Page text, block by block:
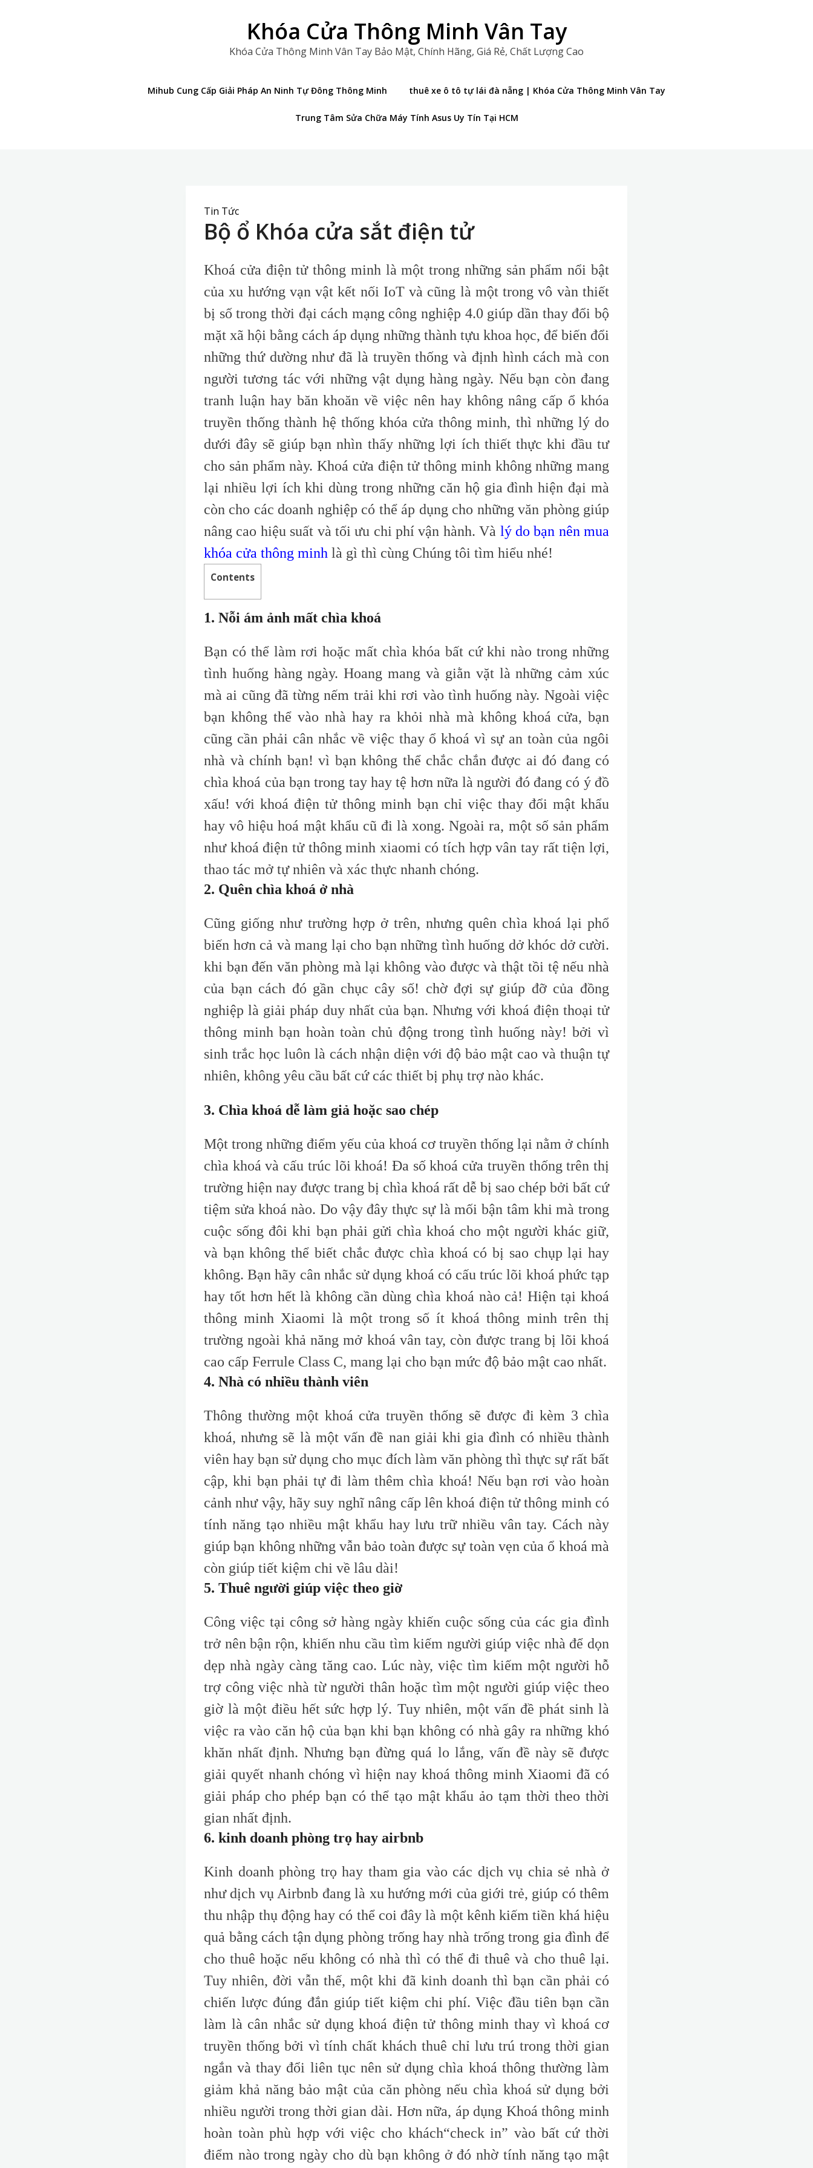
Khóa Cửa Thông Minh Vân Tay
Khóa Cửa Thông Minh Vân Tay Bảo Mật, Chính Hãng, Giá Rẻ, Chất Lượng Cao
Mihub Cung Cấp Giải Pháp An Ninh Tự Đông Thông Minh thuê xe ô tô tự lái đà nẵng | Khóa Cửa Thông Minh Vân Tay
Trung Tâm Sửa Chữa Máy Tính Asus Uy Tín Tại HCM
Tin Tức
Bộ ổ Khóa cửa sắt điện tử
Khoá cửa điện tử thông minh là một trong những sản phẩm nổi bật
của xu hướng vạn vật kết nối IoT và cũng là một trong vô vàn thiết
bị số trong thời đại cách mạng công nghiệp 4.0 giúp dần thay đổi bộ
mặt xã hội bằng cách áp dụng những thành tựu khoa học, để biến đổi
những thứ dường như đã là truyền thống và định hình cách mà con
người tương tác với những vật dụng hàng ngày. Nếu bạn còn đang
tranh luận hay băn khoăn về việc nên hay không nâng cấp ổ khóa
truyền thống thành hệ thống khóa cửa thông minh, thì những lý do
dưới đây sẽ giúp bạn nhìn thấy những lợi ích thiết thực khi đầu tư
cho sản phẩm này. Khoá cửa điện tử thông minh không những mang
lại nhiều lợi ích khi dùng trong những căn hộ gia đình hiện đại mà
còn cho các doanh nghiệp có thể áp dụng cho những văn phòng giúp
nâng cao hiệu suất và tối ưu chi phí vận hành. Và lý do bạn nên mua
khóa cửa thông minh là gì thì cùng Chúng tôi tìm hiểu nhé!
Contents
1. Nỗi ám ảnh mất chìa khoá
Bạn có thể làm rơi hoặc mất chìa khóa bất cứ khi nào trong những
tình huống hàng ngày. Hoang mang và giằn vặt là những cảm xúc
mà ai cũng đã từng nếm trải khi rơi vào tình huống này. Ngoài việc
bạn không thể vào nhà hay ra khỏi nhà mà không khoá cửa, bạn
cũng cần phải cân nhắc về việc thay ổ khoá vì sự an toàn của ngôi
nhà và chính bạn! vì bạn không thể chắc chắn được ai đó đang có
chìa khoá của bạn trong tay hay tệ hơn nữa là người đó đang có ý đồ
xấu! với khoá điện tử thông minh bạn chỉ việc thay đổi mật khẩu
hay vô hiệu hoá mật khẩu cũ đi là xong. Ngoài ra, một số sản phẩm
như khoá điện tử thông minh xiaomi có tích hợp vân tay rất tiện lợi,
thao tác mở tự nhiên và xác thực nhanh chóng.
2. Quên chìa khoá ở nhà
Cũng giống như trường hợp ở trên, nhưng quên chìa khoá lại phổ
biến hơn cả và mang lại cho bạn những tình huống dở khóc dở cười.
khi bạn đến văn phòng mà lại không vào được và thật tồi tệ nếu nhà
của bạn cách đó gần chục cây số! chờ đợi sự giúp đỡ của đồng
nghiệp là giải pháp duy nhất của bạn. Nhưng với khoá điện thoại tử
thông minh bạn hoàn toàn chủ động trong tình huống này! bởi vì
sinh trắc học luôn là cách nhận diện với độ bảo mật cao và thuận tự
nhiên, không yêu cầu bất cứ các thiết bị phụ trợ nào khác.
3. Chìa khoá dễ làm giả hoặc sao chép
Một trong những điểm yếu của khoá cơ truyền thống lại nằm ở chính
chìa khoá và cấu trúc lõi khoá! Đa số khoá cửa truyền thống trên thị
trường hiện nay được trang bị chìa khoá rất dễ bị sao chép bởi bất cứ
tiệm sửa khoá nào. Do vậy đây thực sự là mối bận tâm khi mà trong
cuộc sống đôi khi bạn phải gửi chìa khoá cho một người khác giữ,
và bạn không thể biết chắc được chìa khoá có bị sao chụp lại hay
không. Bạn hãy cân nhắc sử dụng khoá có cấu trúc lõi khoá phức tạp
hay tốt hơn hết là không cần dùng chìa khoá nào cả! Hiện tại khoá
thông minh Xiaomi là một trong số ít khoá thông minh trên thị
trường ngoài khả năng mở khoá vân tay, còn được trang bị lõi khoá
cao cấp Ferrule Class C, mang lại cho bạn mức độ bảo mật cao nhất.
4. Nhà có nhiều thành viên
Thông thường một khoá cửa truyền thống sẽ được đi kèm 3 chìa
khoá, nhưng sẽ là một vấn đề nan giải khi gia đình có nhiều thành
viên hay bạn sử dụng cho mục đích làm văn phòng thì thực sự rất bất
cập, khi bạn phải tự đi làm thêm chìa khoá! Nếu bạn rơi vào hoàn
cảnh như vậy, hãy suy nghĩ nâng cấp lên khoá điện tử thông minh có
tính năng tạo nhiều mật khẩu hay lưu trữ nhiều vân tay. Cách này
giúp bạn không những vẫn bảo toàn được sự toàn vẹn của ổ khoá mà
còn giúp tiết kiệm chi về lâu dài!
5. Thuê người giúp việc theo giờ
Công việc tại công sở hàng ngày khiến cuộc sống của các gia đình
trở nên bận rộn, khiến nhu cầu tìm kiếm người giúp việc nhà để dọn
dẹp nhà ngày càng tăng cao. Lúc này, việc tìm kiếm một người hỗ
trợ công việc nhà từ người thân hoặc tìm một người giúp việc theo
giờ là một điều hết sức hợp lý. Tuy nhiên, một vấn đề phát sinh là
việc ra vào căn hộ của bạn khi bạn không có nhà gây ra những khó
khăn nhất định. Nhưng bạn đừng quá lo lắng, vấn đề này sẽ được
giải quyết nhanh chóng vì hiện nay khoá thông minh Xiaomi đã có
giải pháp cho phép bạn có thể tạo mật khẩu ảo tạm thời theo thời
gian nhất định.
6. kinh doanh phòng trọ hay airbnb
Kinh doanh phòng trọ hay tham gia vào các dịch vụ chia sẻ nhà ở
như dịch vụ Airbnb đang là xu hướng mới của giới trẻ, giúp có thêm
thu nhập thụ động hay có thể coi đây là một kênh kiếm tiền khá hiệu
quả bằng cách tận dụng phòng trống hay nhà trống trong gia đình để
cho thuê hoặc nếu không có nhà thì có thể đi thuê và cho thuê lại.
Tuy nhiên, đời vẫn thế, một khi đã kinh doanh thì bạn cần phải có
chiến lược đúng đắn giúp tiết kiệm chi phí. Việc đầu tiên bạn cần
làm là cân nhắc sử dụng khoá điện tử thông minh thay vì khoá cơ
truyền thống bởi vì tính chất khách thuê chỉ lưu trú trong thời gian
ngắn và thay đổi liên tục nên sử dụng chìa khoá thông thường làm
giảm khả năng bảo mật của căn phòng nếu chìa khoá sử dụng bởi
nhiều người trong thời gian dài. Hơn nữa, áp dụng Khoá thông minh
hoàn toàn phù hợp với việc cho khách“check in” vào bất cứ thời
điểm nào trong ngày cho dù bạn không ở đó nhờ tính năng tạo mật